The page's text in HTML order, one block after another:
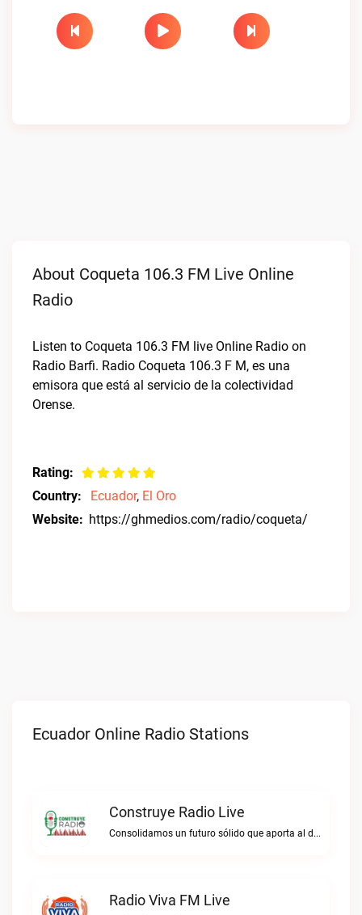
About Coqueta 106.3 FM Live Online
Radio
Listen to Coqueta 106.3 FM live Online Radio on
Radio Barfi. Radio Coqueta 106.3 F M, es una
emisora que está al servicio de la colectividad
Orense.
Rating:
Country:
Ecuador, El Oro
Website: https://ghmedios.com/radio/coqueta/
Ecuador Online Radio Stations
Construye Radio Live
Consolidamos un futuro sólido que aporta al desarrollo.Construye Radio live
Radio Viva FM Live